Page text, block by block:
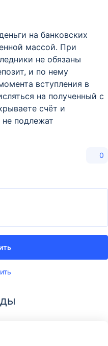
на банковских
массой. При
не обязаны
и по нему
вступления в
на полученный с
счёт и
подлежат
0